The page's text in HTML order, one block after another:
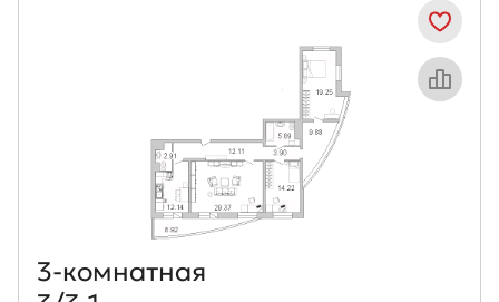
Объект месяца
3‑комнатная